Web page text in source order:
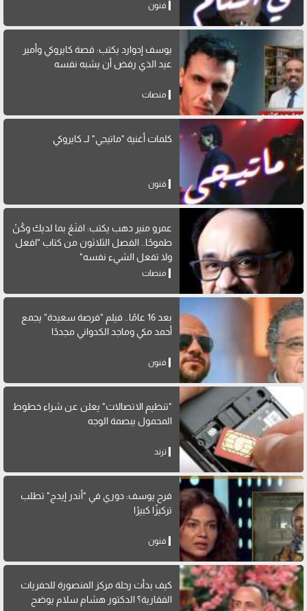
فنون
يوسف إدوارد يكتب: قصة كايروكي وأمير
عيد الذي رفض أن يشبه نفسه
منصات
كلمات أغنية "ماتيجي" لــ كايروكي
فنون
عمرو منير دهب يكتب: اقنَعْ بما لديك وكُنْ
طموحًا.. الفصل الثلاثون من كتاب "افعل
ولا تفعل الشيء نفسه"
منصات
بعد 16 عامًا.. فيلم "فرصة سعيدة" يجمع
أحمد مكي وماجد الكدواني مجددًا
فنون
"تنظيم الاتصالات" يعلن عن شراء خطوط
المحمول ببصمة الوجه
ترند
فرح يوسف: دوري في "أندر إيدج" تطلب
تركيزًا كبيرًا
فنون
كيف بدأت رحلة مركز المنصورة للحفريات
الفقارية؟ الدكتور هشام سلام يوضح